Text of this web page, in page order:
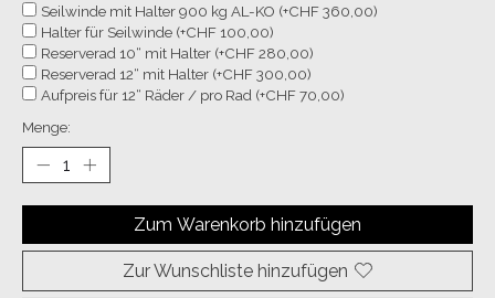
Seilwinde mit Halter 900 kg AL-KO (+CHF 360,00)
Halter für Seilwinde (+CHF 100,00)
Reserverad 10“ mit Halter (+CHF 280,00)
Reserverad 12“ mit Halter (+CHF 300,00)
Aufpreis für 12“ Räder / pro Rad (+CHF 70,00)
Menge:
Zum Warenkorb hinzufügen
Zur Wunschliste hinzufügen